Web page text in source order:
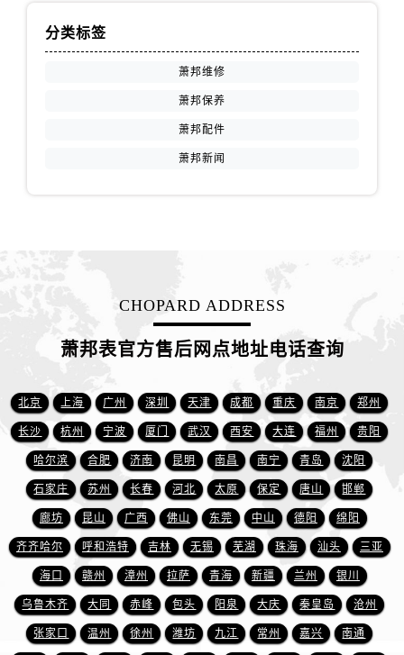
山东省淄博市张店区金晶大道萧邦售后服务中心（需提前预约）
上海市黄浦区南京东路299号宏伊国际广场写字楼8层806室萧邦售后服务中心（需提前预约）
上海市徐汇区虹桥路3号港汇中心2座37层3705室萧邦售后服务中心（需提前预约）
浙江省杭州市上城区钱江路1366号华润大厦A座5层503-5室萧邦售后服务中心（需提前预约）
浙江省湖州市吴兴区劳动路萧邦售后服务中心（需提前预约）
浙江省嘉兴市南湖区广益路705号嘉兴世界贸易中心A座13层1304室萧邦售后服务中心（需提前预约）
浙江省金华市金东区东市南街777号金华万达广场4号楼22楼2209室萧邦售后服务中心（需提前预约）
浙江省丽水市莲都区解放街萧邦售后服务中心（需提前预约）
浙江省宁波市江北区大闸南路500号来福士广场办公楼20层2009室萧邦售后服务中心（需提前预约）
浙江省衢州市柯城区上街萧邦售后服务中心（需提前预约）
分类标签
萧邦维修
萧邦保养
萧邦配件
萧邦新闻
CHOPARD ADDRESS
萧邦表官方售后网点地址电话查询
北京 上海 广州 深圳 天津 成都 重庆 南京 郑州
长沙 杭州 宁波 厦门 武汉 西安 大连 福州 贵阳
哈尔滨 合肥 济南 昆明 南昌 南宁 青岛 沈阳
石家庄 苏州 长春 河北 太原 保定 唐山 邯郸
廊坊 昆山 广西 佛山 东莞 中山 德阳 绵阳
齐齐哈尔 呼和浩特 吉林 无锡 芜湖 珠海 汕头 三亚
海口 赣州 漳州 拉萨 青海 新疆 兰州 银川
乌鲁木齐 大同 赤峰 包头 阳泉 大庆 秦皇岛 沧州
张家口 温州 徐州 潍坊 九江 常州 嘉兴 南通